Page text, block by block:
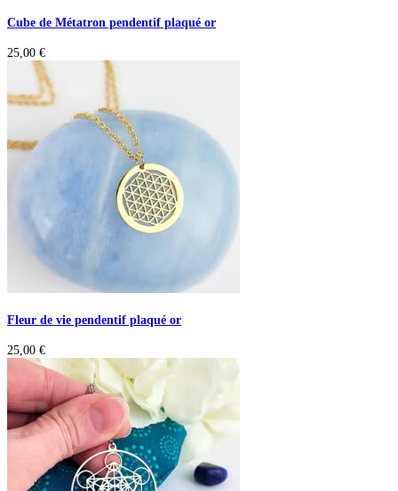
Cube de Métatron pendentif plaqué or
25,00 €
Fleur de vie pendentif plaqué or
25,00 €